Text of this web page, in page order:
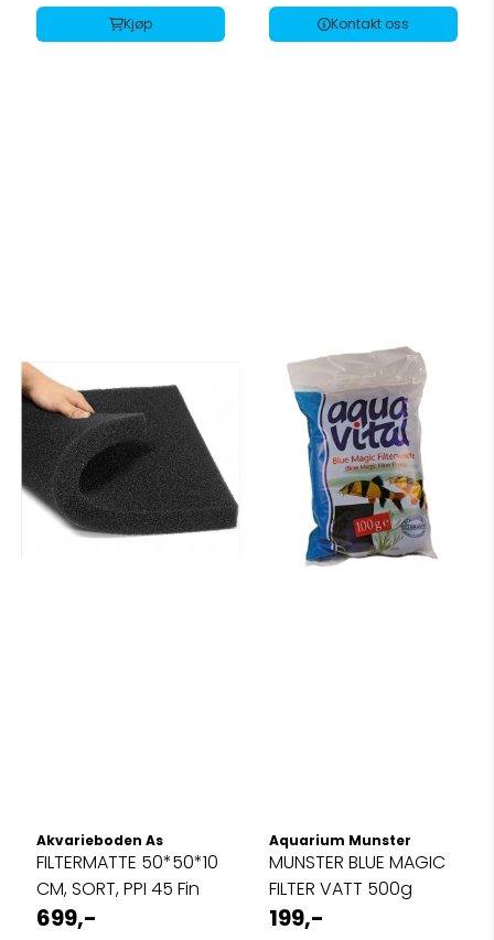
Kjøp
Kontakt oss
Akvarieboden As
FILTERMATTE 50*50*10
CM, SORT, PPI 45 Fin
699,-
Aquarium Munster
MUNSTER BLUE MAGIC
FILTER VATT 500g
199,-